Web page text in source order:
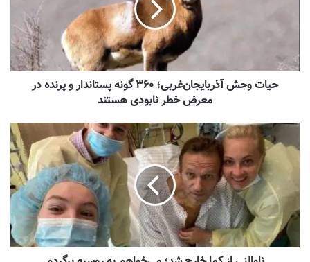
حیات وحش آذربایجان‌غربی؛ ۳۶۰ گونه پستاندار و پرنده در
معرض خطر نابودی هستند